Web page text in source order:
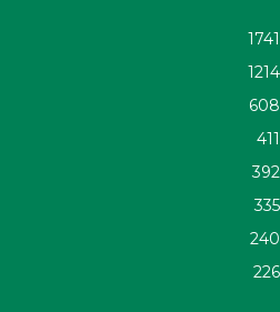
1741
1214
608
411
392
335
240
226